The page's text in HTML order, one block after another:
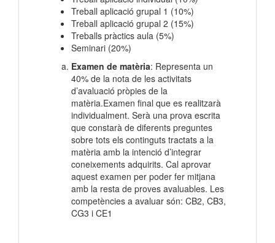
Treball aplicació grupal 1 (10%)
Treball aplicació grupal 2 (15%)
Treballs pràctics aula (5%)
Seminari (20%)
Examen de matèria: Representa un
40% de la nota de les activitats
d’avaluació pròpies de la
matèria.Examen final que es realitzarà
individualment. Serà una prova escrita
que constarà de diferents preguntes
sobre tots els continguts tractats a la
matèria amb la intenció d’integrar
coneixements adquirits. Cal aprovar
aquest examen per poder fer mitjana
amb la resta de proves avaluables. Les
competències a avaluar són: CB2, CB3,
CG3 i CE1